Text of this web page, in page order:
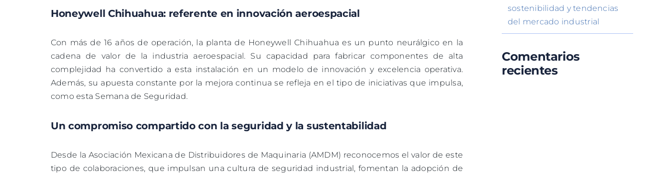
Honeywell Chihuahua: referente en innovación aeroespacial
Con más de 16 años de operación, la planta de Honeywell Chihuahua es un punto neurálgico en la
cadena de valor de la industria aeroespacial. Su capacidad para fabricar componentes de alta
complejidad ha convertido a esta instalación en un modelo de innovación y excelencia operativa.
Además, su apuesta constante por la mejora continua se refleja en el tipo de iniciativas que impulsa,
como esta Semana de Seguridad.
Un compromiso compartido con la seguridad y la sustentabilidad
Desde la Asociación Mexicana de Distribuidores de Maquinaria (AMDM) reconocemos el valor de este
tipo de colaboraciones, que impulsan una cultura de seguridad industrial, fomentan la adopción de
sostenibilidad y tendencias
del mercado industrial
Comentarios
recientes